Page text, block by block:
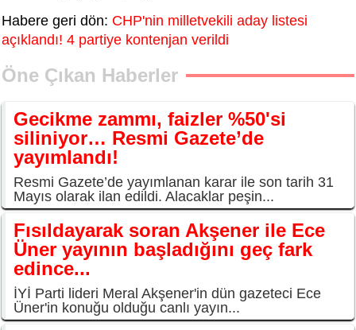
Habere geri dön: CHP'nin milletvekili aday listesi
açıklandı! 4 partiye kontenjan verildi
Öne Çıkan Haberler
Gecikme zammı, faizler %50'si
siliniyor… Resmi Gazete’de
yayımlandı!
Resmi Gazete’de yayımlanan karar ile son tarih 31
Mayıs olarak ilan edildi. Alacaklar peşin...
Fısıldayarak soran Akşener ile Ece
Üner yayının başladığını geç fark
edince...
İYİ Parti lideri Meral Akşener'in dün gazeteci Ece
Üner'in konuğu olduğu canlı yayın...